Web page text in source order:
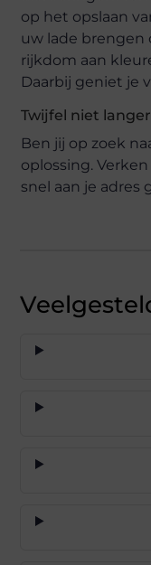
op het opslaan
uw lade brengen
rijkdom aan
Daarbij geniet je
Twijfel niet
Ben jij op zoek
oplossing.
snel aan je